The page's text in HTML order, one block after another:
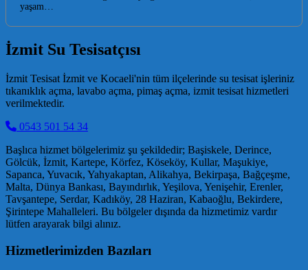
yaşam…
İzmit Su Tesisatçısı
İzmit Tesisat İzmit ve Kocaeli'nin tüm ilçelerinde su tesisat işleriniz
tıkanıklık açma, lavabo açma, pimaş açma, izmit tesisat hizmetleri
verilmektedir.
0543 501 54 34
Başlıca hizmet bölgelerimiz şu şekildedir; Başiskele, Derince,
Gölcük, İzmit, Kartepe, Körfez, Köseköy, Kullar, Maşukiye,
Sapanca, Yuvacık, Yahyakaptan, Alikahya, Bekirpaşa, Bağçeşme,
Malta, Dünya Bankası, Bayındırlık, Yeşilova, Yenişehir, Erenler,
Tavşantepe, Serdar, Kadıköy, 28 Haziran, Kabaoğlu, Bekirdere,
Şirintepe Mahalleleri. Bu bölgeler dışında da hizmetimiz vardır
lütfen arayarak bilgi alınız.
Hizmetlerimizden Bazıları